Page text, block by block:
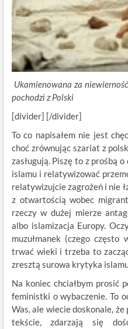
Ukamienowana za
pochodzi z Polski
[divider] [/divider]
To co napisałem nie jest
choć zrównując szariat z
zasługują. Piszę to z prośbą
islamu i relatywizować
relatywizujcie zagrożeń i nie
z otwartością wobec
rzeczy w dużej mierze
albo islamizacja Europy.
muzułmanek (czego
trwać wieki i trzeba to
zresztą surowa krytyka
Na koniec chciałbym prosić
feministki o wybaczenie. To
Was, ale wiecie doskonale,
tekście, zdarzają się